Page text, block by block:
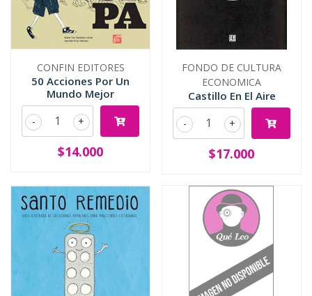
CONFIN EDITORES
50 Acciones Por Un
Mundo Mejor
+
-
$14.000
FONDO DE CULTURA
ECONOMICA
Castillo En El Aire
+
-
$17.000